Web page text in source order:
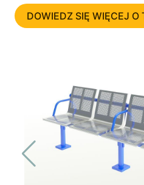
DOWIEDZ SIĘ WIĘCEJ O